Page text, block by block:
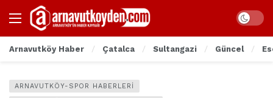
Arnavutköy Haber Çatalca Sultangazi Güncel
ARNAVUTKÖY-SPOR HABERLERI